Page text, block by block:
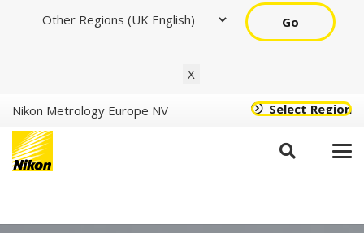
Go
X
Nikon Metrology Europe NV Select Region